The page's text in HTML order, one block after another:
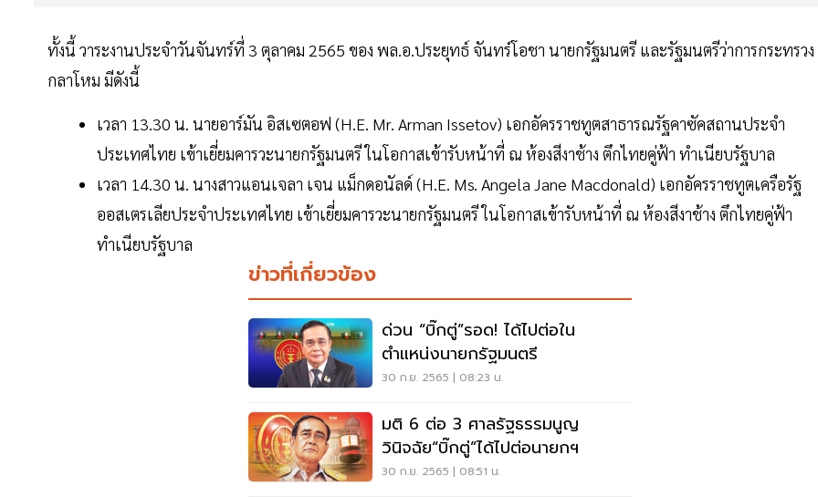
ทั้งนี้ วาระงานประจำวันจันทร์ที่ 3 ตุลาคม 2565 ของ พล.อ.ประยุทธ์ จันทร์โอชา นายกรัฐมนตรี และรัฐมนตรีว่าการกระทรวง
กลาโหม มีดังนี้
เวลา 13.30 น. นายอาร์มัน อิสเซตอฟ (H.E. Mr. Arman Issetov) เอกอัครราชทูตสาธารณรัฐคาซัคสถานประจำ
ประเทศไทย เข้าเยี่ยมคารวะนายกรัฐมนตรี ในโอกาสเข้ารับหน้าที่ ณ ห้องสีงาช้าง ตึกไทยคู่ฟ้า ทำเนียบรัฐบาล
เวลา 14.30 น. นางสาวแอนเจลา เจน แม็กดอนัลด์ (H.E. Ms. Angela Jane Macdonald) เอกอัครราชทูตเครือรัฐ
ออสเตรเลียประจำประเทศไทย เข้าเยี่ยมคารวะนายกรัฐมนตรี ในโอกาสเข้ารับหน้าที่ ณ ห้องสีงาช้าง ตึกไทยคู่ฟ้า
ทำเนียบรัฐบาล
ข่าวที่เกี่ยวข้อง
ด่วน “บิ๊กตู่”รอด! ได้ไปต่อใน
ตำแหน่งนายกรัฐมนตรี
30 ก.ย. 2565 | 08:23 น.
มติ 6 ต่อ 3 ศาลรัฐธรรมนูญ
วินิจฉัย“บิ๊กตู่”ได้ไปต่อนายกฯ
30 ก.ย. 2565 | 08:51 น.